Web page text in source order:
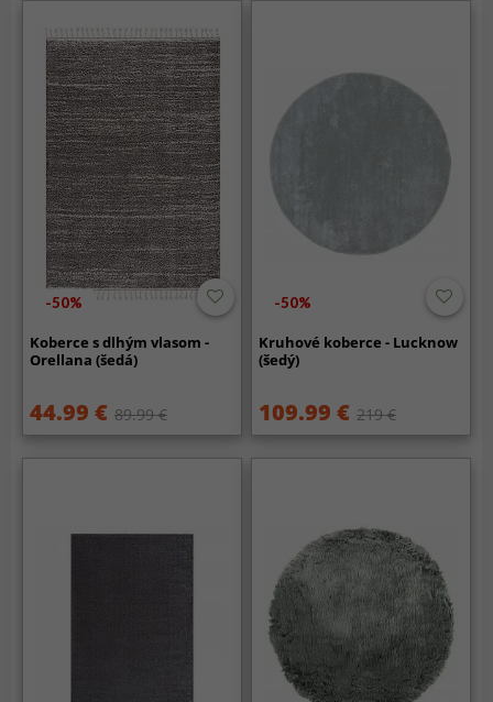
-50%
Koberce s dlhým vlasom -
Orellana (šedá)
44.99 € 89.99 €
-50%
Kruhové koberce - Lucknow
(šedý)
109.99 € 219 €